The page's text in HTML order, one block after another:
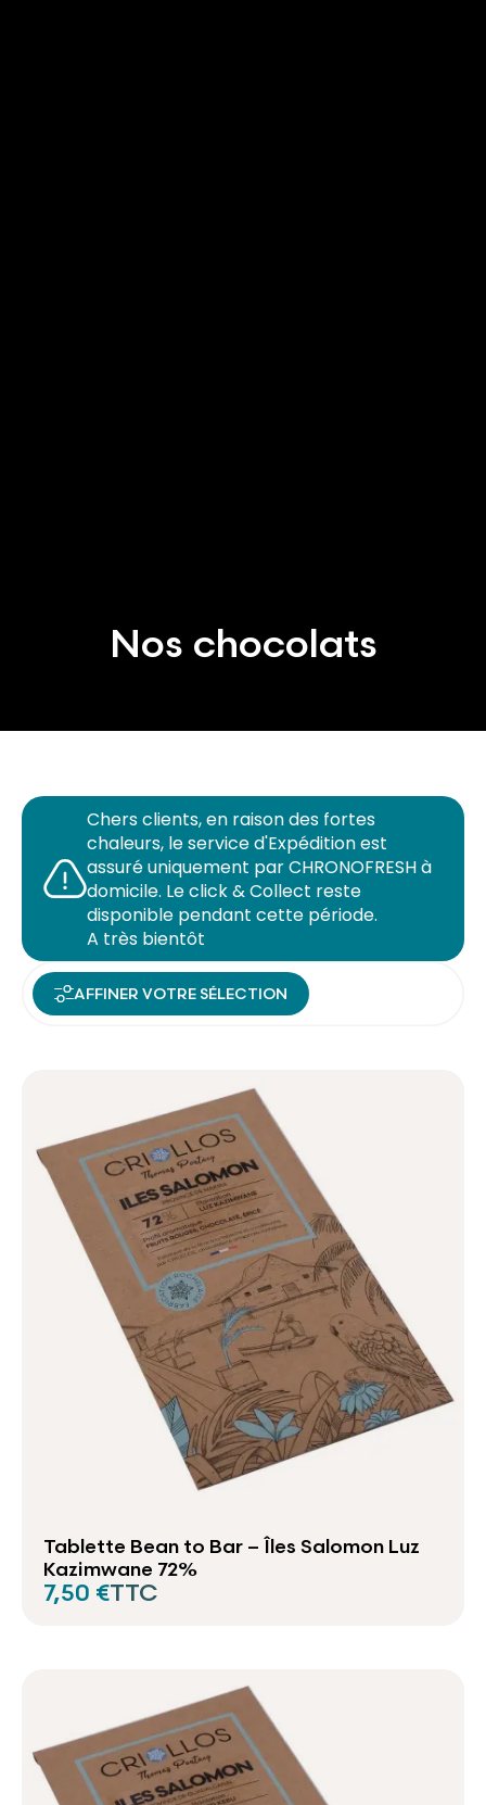
Nos chocolats
Chers clients, en raison des fortes
chaleurs, le service d'Expédition est
assuré uniquement par CHRONOFRESH à
domicile. Le click & Collect reste
disponible pendant cette période.
A très bientôt
AFFINER VOTRE SÉLECTION
Tablette Bean to Bar – Îles Salomon Luz
Kazimwane 72%
7,50 €TTC